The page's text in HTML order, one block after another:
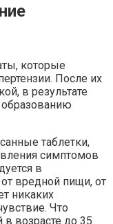
которые
После их
в результате
образованию
таблетки,
симптомов
в
от вредной пищи, от
никаких
Что
возрасте до 35